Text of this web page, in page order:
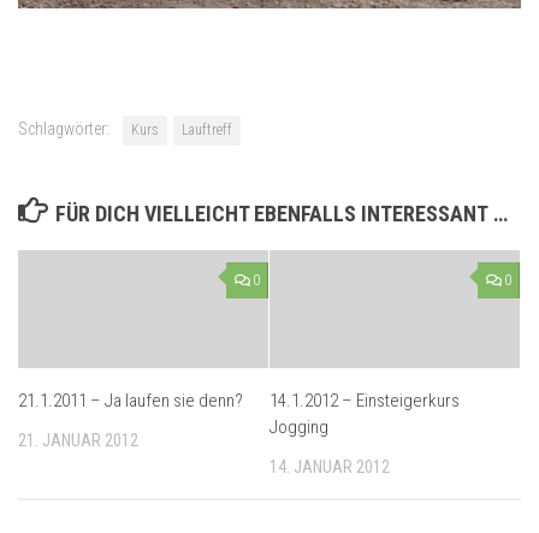
Schlagwörter: Kurs Lauftreff
FÜR DICH VIELLEICHT EBENFALLS INTERESSANT …
0
21.1.2011 – Ja laufen sie denn?
21. JANUAR 2012
0
14.1.2012 – Einsteigerkurs
Jogging
14. JANUAR 2012